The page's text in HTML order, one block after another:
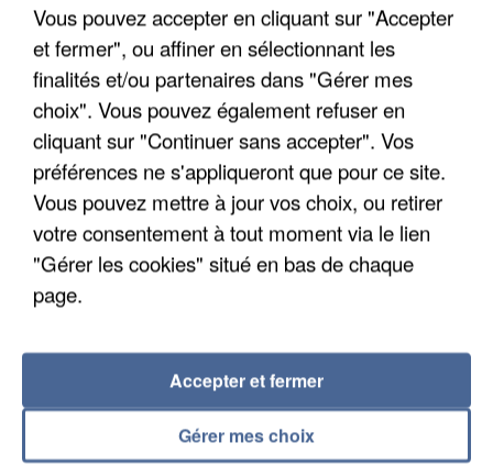
UNE TOURISTE DE L’OISE EMPORTÉE PAR UNE
COULÉE DE BOUE EN HAUTE-SAVOIE
LES DONNÉES DE 300 000 CLIENTS DÉROBÉES À
INTERMARCHÉ APRÈS UNE...
Vous pouvez accepter en cliquant sur "Accepter
et fermer", ou affiner en sélectionnant les
finalités et/ou partenaires dans "Gérer mes
choix". Vous pouvez également refuser en
cliquant sur "Continuer sans accepter". Vos
préférences ne s'appliqueront que pour ce site.
Vous pouvez mettre à jour vos choix, ou retirer
votre consentement à tout moment via le lien
"Gérer les cookies" situé en bas de chaque
page.
Gérer mes choix
Accepter et fermer